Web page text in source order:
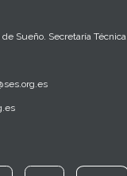
de Sueño. Secretaría Técnica